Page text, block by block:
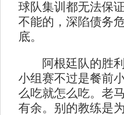
球队集训都无法保
不能的，深陷债务
底。
阿根廷队的胜利
小组赛不过是餐前
么吃就怎么吃。老
有余。别的教练是